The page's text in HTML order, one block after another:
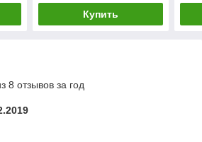
Купить
8 отзывов за год